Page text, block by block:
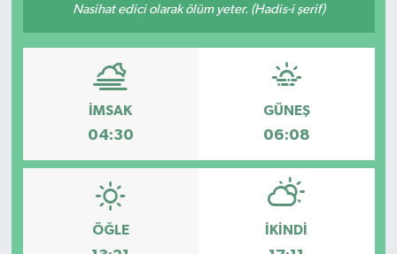
Nasihat edici olarak ölüm yeter. (Hadis-i şerif)
İMSAK
04:30
GÜNEŞ
06:08
ÖĞLE İKINDI